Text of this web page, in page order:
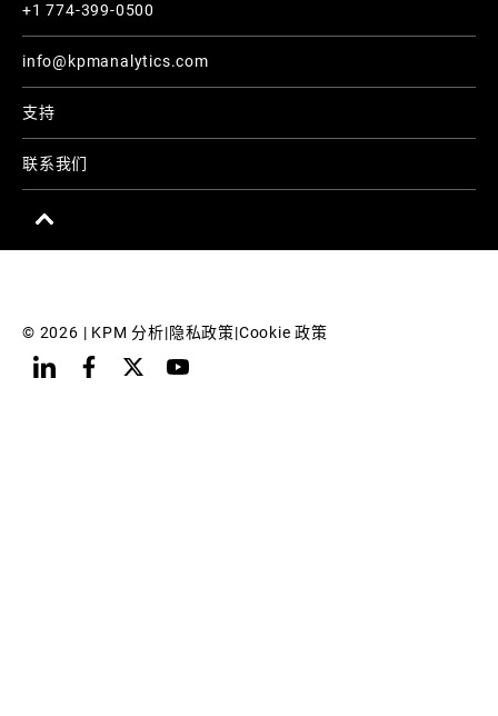
+1 774-399-0500
info@kpmanalytics.com
支持
联系我们
© 2026 | KPM 分析|隐私政策|Cookie 政策